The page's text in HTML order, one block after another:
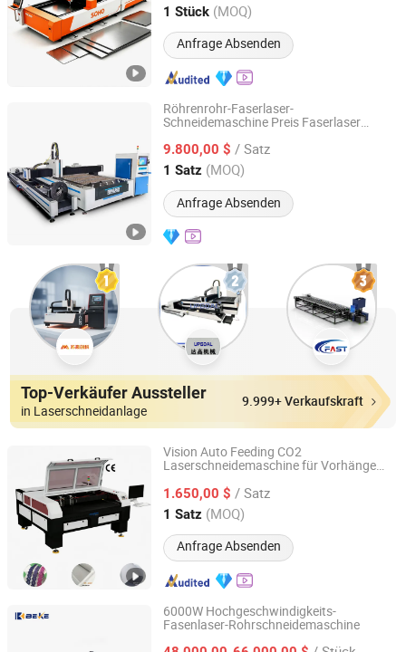
1 Stück (MOQ)
Anfrage Absenden
Jiangsu, China
Röhrenrohr-Faserlaser-
Schneidemaschine Preis Faserlaser
9.800,00 $ / Satz
1 Satz (MOQ)
Anfrage Absenden
Nanjing Prima Cnc Machinery Co., Ltd.
Jiangsu, China Seit 2018
Top-Verkäufer Aussteller
in Laserschneidanlage
9.999+ Verkaufskraft
Vision Auto Feeding CO2
Laserschneidemaschine für Vorhänge
1.650,00 $ / Satz
1 Satz (MOQ)
Anfrage Absenden
Chanxan (Changshu) Laser Technology Co., Ltd.
Jiangsu, China Seit 2026
6000W Hochgeschwindigkeits-
Fasenlaser-Rohrschneidemaschine
Nanjing Byfo Machinery Co., Ltd.